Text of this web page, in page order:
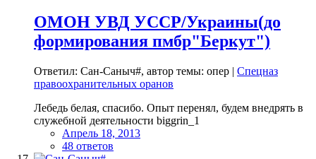
ОМОН УВД УССР/Украины(до
формирования пмбр"Беркут")
Ответил: Сан-Саныч#, автор темы: опер | Спецназ
правоохранительных оранов
Лебедь белая, спасибо. Опыт перенял, будем внедрять в
служебной деятельности biggrin_1
Апрель 18, 2013
48 ответов